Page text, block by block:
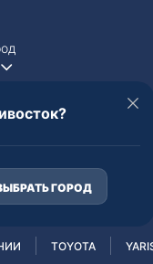
ГОРОД
TOYOTA